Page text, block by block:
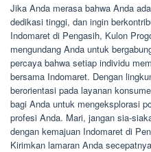
Jika Anda merasa bahwa Anda
dedikasi tinggi, dan ingin
Indomaret di Pengasih, Kulon
mengundang Anda untuk
percaya bahwa setiap individu
bersama Indomaret. Dengan
berorientasi pada layanan
bagi Anda untuk mengeksplorasi
profesi Anda. Mari, jangan sia-
dengan kemajuan Indomaret di
Kirimkan lamaran Anda